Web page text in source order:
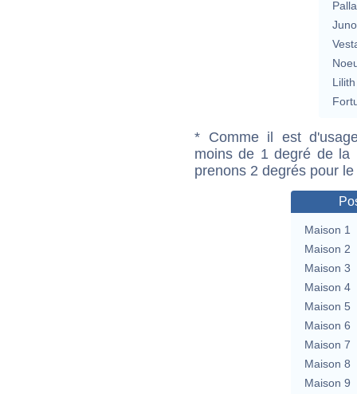
Lilith
* Comme il est
moins de 1 degré de la
prenons 2 degrés pour
Maison 1
Maison 2
Maison 3
Maison 4
Maison 5
Maison 6
Maison 7
Maison 8
Maison 9